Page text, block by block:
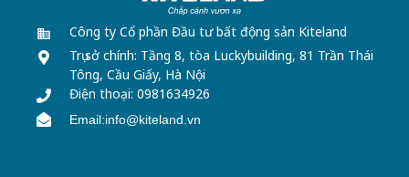
Công ty Cổ phần Đầu tư bất động sản Kiteland
Trụ sở chính: Tầng 8, tòa Luckybuilding, 81 Trần Thái
Tông, Cầu Giấy, Hà Nội
Điện thoại: 0981634926
Email:info@kiteland.vn